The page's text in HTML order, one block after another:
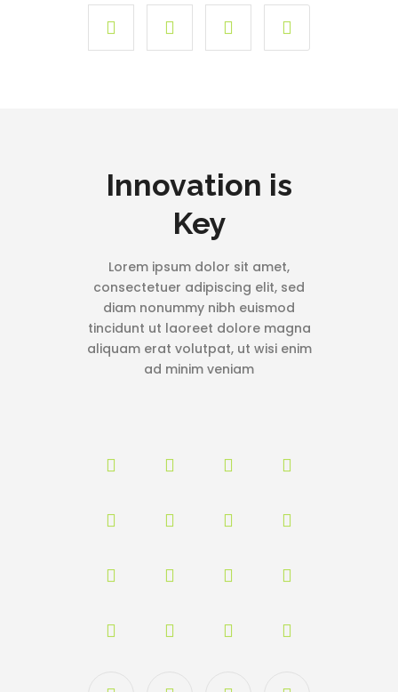
Innovation is
Key
Lorem ipsum dolor sit amet,
consectetuer adipiscing elit, sed
diam nonummy nibh euismod
tincidunt ut laoreet dolore magna
aliquam erat volutpat, ut wisi enim
ad minim veniam